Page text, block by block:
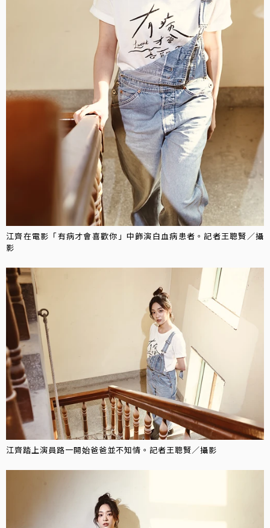
江齊在電影「有病才會喜歡你」中飾演白血病患者。記者王聰賢／攝
影
江齊踏上演員路一開始爸爸並不知情。記者王聰賢／攝影